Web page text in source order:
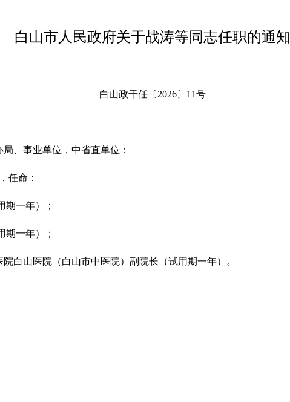
白山市人民政府关于战涛等同志任职的通知
白山政干任〔2026〕11号
、事业单位，中省直单位：
任命：
一年）；
一年）；
山医院（白山市中医院）副院长（试用期一年）。